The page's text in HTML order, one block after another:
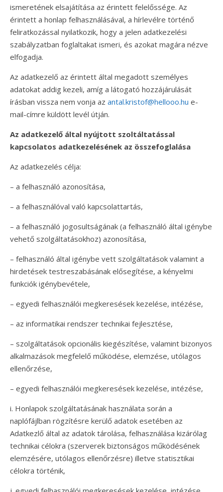
ismeretének elsajátítása az érintett felelőssége. Az
érintett a honlap felhasználásával, a hírlevélre történő
feliratkozással nyilatkozik, hogy a jelen adatkezelési
szabályzatban foglaltakat ismeri, és azokat magára nézve
elfogadja.
Az adatkezelő az érintett által megadott személyes
adatokat addig kezeli, amíg a látogató hozzájárulását
írásban vissza nem vonja az antal.kristof@hellooo.hu e-
mail-címre küldött levél útján.
Az adatkezelő által nyújtott szoltáltatással
kapcsolatos adatkezelésének az összefoglalása
Az adatkezelés célja:
– a felhasználó azonosítása,
– a felhasználóval való kapcsolattartás,
– a felhasználó jogosultságának (a felhasználó által igénybe
vehető szolgáltatásokhoz) azonosítása,
– felhasználó által igénybe vett szolgáltatások valamint a
hirdetések testreszabásának elősegítése, a kényelmi
funkciók igénybevétele,
– egyedi felhasználói megkeresések kezelése, intézése,
– az informatikai rendszer technikai fejlesztése,
– szolgáltatások opcionális kiegészítése, valamint bizonyos
alkalmazások megfelelő működése, elemzése, utólagos
ellenőrzése,
– egyedi felhasználói megkeresések kezelése, intézése,
i. Honlapok szolgáltatásának használata során a
naplófájlban rögzítésre kerülő adatok esetében az
Adatkezlő által az adatok tárolása, felhasználása kizárólag
technikai célokra (szerverek biztonságos működésének
elemzésére, utólagos ellenőrzésre) illetve statisztikai
célokra történik,